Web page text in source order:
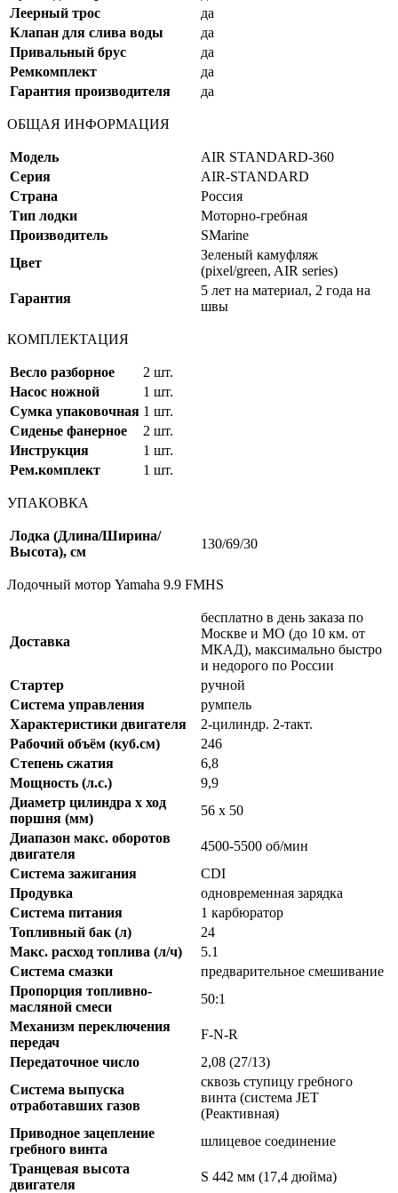
Леерный трос
да
Клапан для слива воды
да
Привальный брус
да
Ремкомплект
да
Гарантия производителя
да
ОБЩАЯ ИНФОРМАЦИЯ
Модель
AIR STANDARD-360
Серия
AIR-STANDARD
Страна
Россия
Тип лодки
Моторно-гребная
Производитель
SMarine
Цвет
Зеленый камуфляж
(pixel/green, AIR series)
Гарантия
5 лет на материал, 2 года на
швы
КОМПЛЕКТАЦИЯ
Весло разборное
2 шт.
Насос ножной
1 шт.
Сумка упаковочная 1 шт.
Сиденье фанерное
2 шт.
Инструкция
1 шт.
Рем.комплект
1 шт.
УПАКОВКА
Лодка (Длина/Ширина/
Высота), см
130/69/30
Лодочный мотор Yamaha 9.9 FMHS
Доставка
бесплатно в день заказа по
Москве и МО (до 10 км. от
МКАД), максимально быстро
и недорого по России
Стартер
ручной
Система управления
румпель
Характеристики двигателя
2-цилиндр. 2-такт.
Рабочий объём (куб.см)
246
Степень сжатия
6,8
Мощность (л.с.)
9,9
Диаметр цилиндра х ход
поршня (мм)
56 x 50
Диапазон макс. оборотов
двигателя
4500-5500 об/мин
Система зажигания
CDI
Продувка
одновременная зарядка
Система питания
1 карбюратор
Топливный бак (л)
24
Макс. расход топлива (л/ч)
5.1
Система смазки
предварительное смешивание
Пропорция топливно-
масляной смеси
50:1
Механизм переключения
передач
F-N-R
Передаточное число
2,08 (27/13)
Система выпуска
отработавших газов
сквозь ступицу гребного
винта (система JET
(Реактивная)
Приводное зацепление
гребного винта
шлицевое соединение
Транцевая высота
двигателя
S 442 мм (17,4 дюйма)